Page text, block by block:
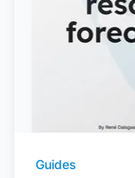
Guides